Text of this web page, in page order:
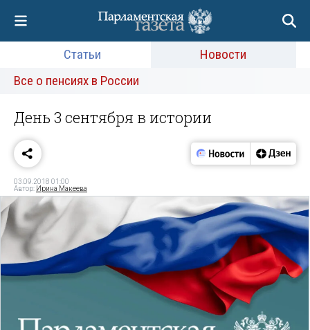
Статьи
Новости
Все о пенсиях в России
День 3 сентября в истории
03.09.2018 01:00
Автор: Ирина Макеева